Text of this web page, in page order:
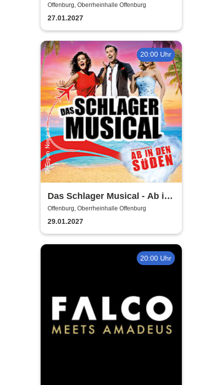
erfolgreichste Musicalgala
aller Zeiten
Offenburg, Oberrheinhalle Offenburg
27.01.2027
20:00 Uhr
Das Schlager Musical - Ab in
den Süden 2026/2027
Offenburg, Oberrheinhalle Offenburg
29.01.2027
20:00 Uhr